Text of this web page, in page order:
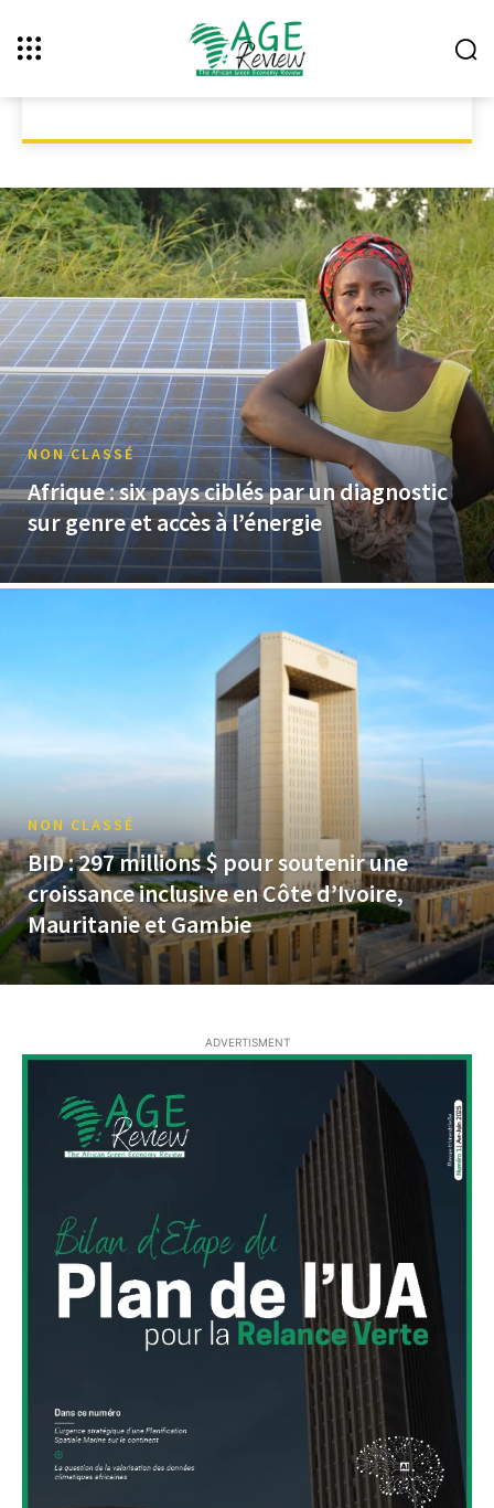
NON CLASSÉ
NON CLASSÉ
Afrique : six pays ciblés par un diagnostic
sur genre et accès à l’énergie
NON CLASSÉ
BID : 297 millions $ pour soutenir une
croissance inclusive en Côte d’Ivoire,
Mauritanie et Gambie
ADVERTISMENT